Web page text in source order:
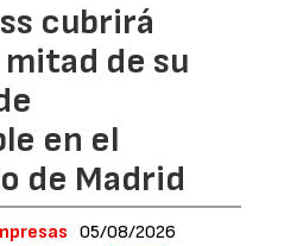
cubrirá
mitad de su
en el
de Madrid
05/08/2026